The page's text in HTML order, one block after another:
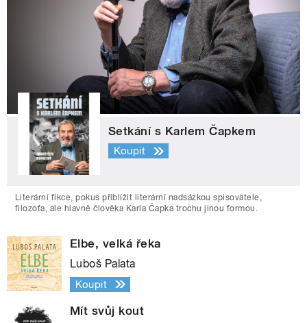
Setkání s Karlem Čapkem
Koupit
Literární fikce, pokus přiblížit literární nadsázkou spisovatele,
filozofa, ale hlavně člověka Karla Čapka trochu jinou formou.
Elbe, velká řeka
Luboš Palata
Koupit
Mít svůj kout